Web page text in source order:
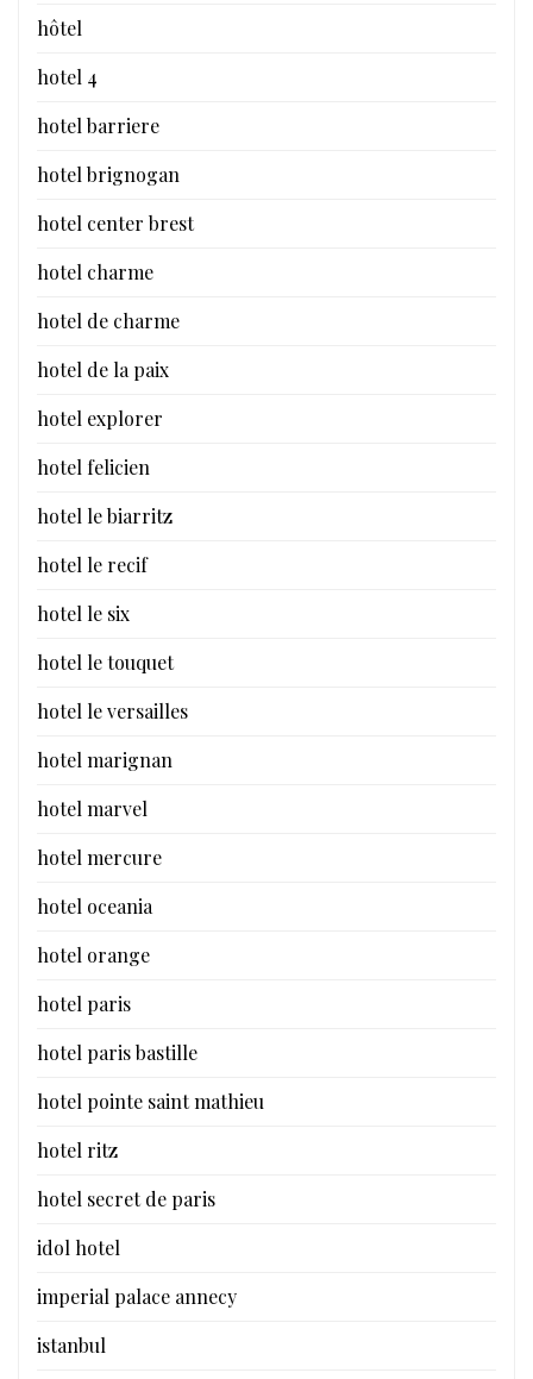
hôtel
hotel 4
hotel barriere
hotel brignogan
hotel center brest
hotel charme
hotel de charme
hotel de la paix
hotel explorer
hotel felicien
hotel le biarritz
hotel le recif
hotel le six
hotel le touquet
hotel le versailles
hotel marignan
hotel marvel
hotel mercure
hotel oceania
hotel orange
hotel paris
hotel paris bastille
hotel pointe saint mathieu
hotel ritz
hotel secret de paris
idol hotel
imperial palace annecy
istanbul